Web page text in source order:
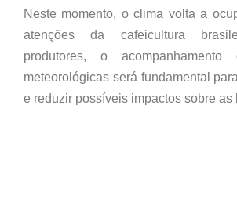
Neste momento, o clima volta a
atenções da cafeicultura
produtores, o acompanhamento
meteorológicas será fundamental
e reduzir possíveis impactos sobre as